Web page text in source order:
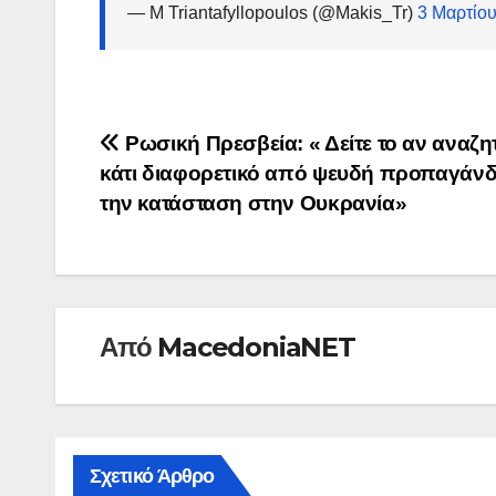
— M Triantafyllopoulos (@Makis_Tr) 3
Πλοήγηση
άρθρων
Ρωσική Πρεσβεία: « Δείτε το αν
κάτι διαφορετικό από ψευδή
την κατάσταση στην Ουκρανία»
Από MacedoniaNET
Σχετικό Άρθρο